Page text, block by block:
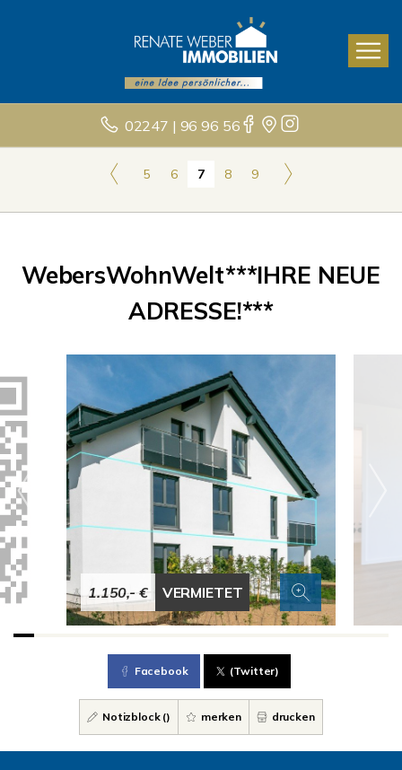
02247 | 96 96 56
5 6 7 8 9
WebersWohnWelt***IHRE NEUE
ADRESSE!***
1.150,- € VERMIETET
Facebook (Twitter)
Notizblock () merken drucken